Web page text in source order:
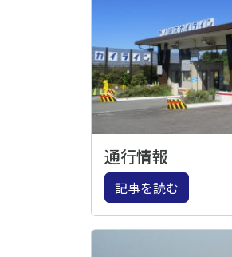
通行情報
記事を読む